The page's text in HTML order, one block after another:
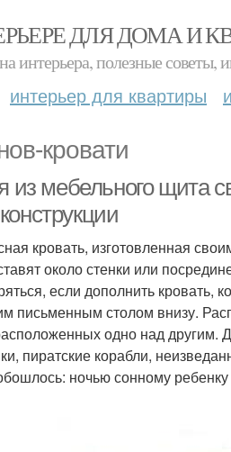
ДЛЯ ДОМА И
интерьера, полезные советы,
интерьер для квартиры
кровати
из мебельного щита
кровать, изготовленная
около стенки или
если дополнить кровать,
столом внизу.
одно над другим.
пиратские корабли,
ночью сонному ребенку